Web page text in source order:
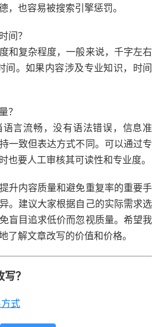
，也容易被搜索引擎惩罚。
间？
和复杂程度，一般来说，千字左右
间。如果内容涉及专业知识，时间
？
语言流畅，没有语法错误，信息准
一致但表达方式不同。可以通过专
也要人工审核其可读性和专业度。
升内容质量和避免重复率的重要手
。建议大家根据自己的实际需求选
盲目追求低价而忽视质量。希望我
了解文章改写的价值和价格。
？
式